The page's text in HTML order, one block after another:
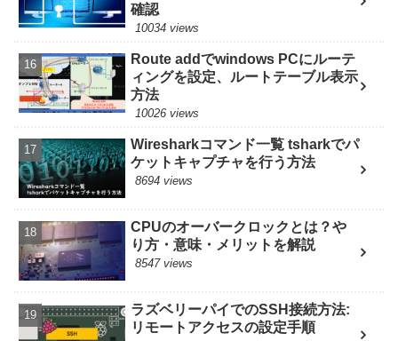
確認
10034 views
Route addでwindows PCにルーテ
ィングを設定、ルートテーブル表示
方法
10026 views
Wiresharkコマンド一覧 tsharkでパ
ケットキャプチャを行う方法
8694 views
CPUのオーバークロックとは？や
り方・意味・メリットを解説
8547 views
ラズベリーパイでのSSH接続方法:
リモートアクセスの設定手順